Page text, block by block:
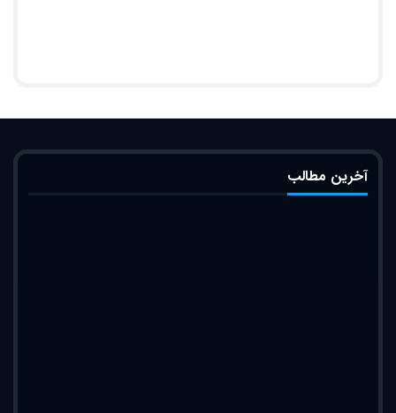
آخرین مطالب